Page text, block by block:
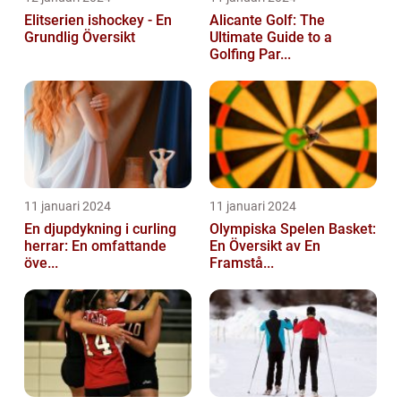
Elitserien ishockey - En
Grundlig Översikt
Alicante Golf: The
Ultimate Guide to a
Golfing Par...
11 januari 2024
En djupdykning i curling
herrar: En omfattande
öve...
11 januari 2024
Olympiska Spelen Basket:
En Översikt av En
Framstå...